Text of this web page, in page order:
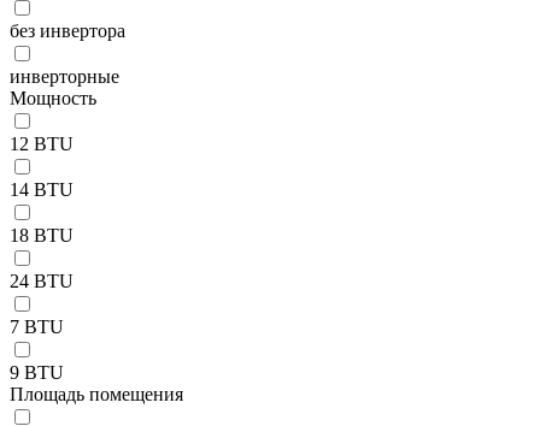
без инвертора
инверторные
Мощность
12 BTU
14 BTU
18 BTU
24 BTU
7 BTU
9 BTU
Площадь помещения